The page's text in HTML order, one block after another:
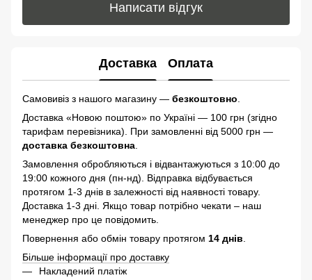
Написати відгук
Доставка Оплата
Самовивіз з нашого магазину — безкоштовно
Доставка «Новою поштою» по Україні — 100 грн (згідно
тарифам перевізника). При замовленні від 5000 грн —
доставка безкоштовна
Замовлення обробляються і відвантажуються з 10:00 до
19:00 кожного дня (пн-нд). Відправка відбувається
протягом 1-3 днів в залежності від наявності товару.
Доставка 1-3 дні. Якщо товар потрібно чекати – наш
менеджер про це повідомить.
Повернення або обмін товару протягом 14 днів
Більше інформації про доставку
Накладений платіж